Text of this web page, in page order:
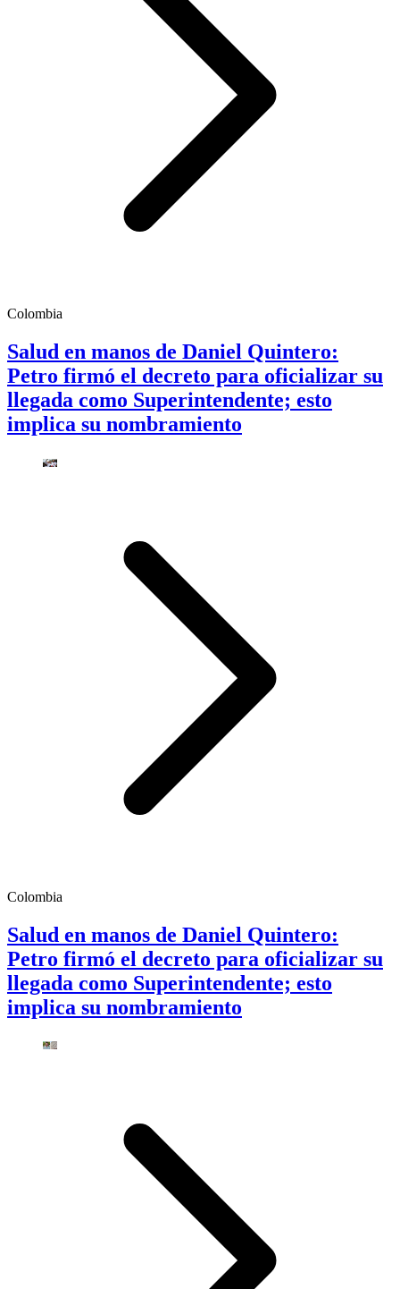
Colombia
Salud en manos de Daniel Quintero:
Petro firmó el decreto para oficializar su
llegada como Superintendente; esto
implica su nombramiento
Colombia
Salud en manos de Daniel Quintero:
Petro firmó el decreto para oficializar su
llegada como Superintendente; esto
implica su nombramiento